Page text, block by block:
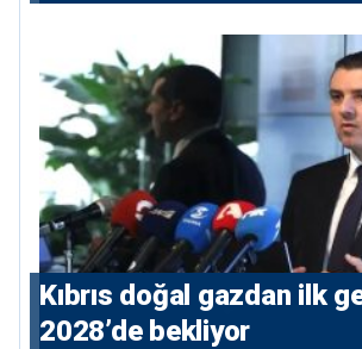
Kıbrıs doğal gazdan ilk
2028’de bekliyor